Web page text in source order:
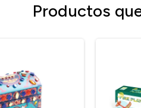
Productos